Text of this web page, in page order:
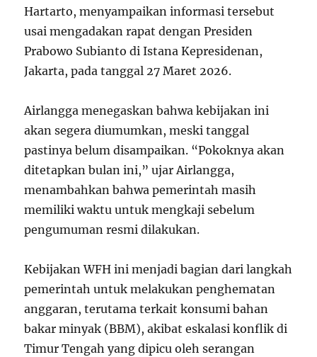
Hartarto, menyampaikan informasi tersebut
usai mengadakan rapat dengan Presiden
Prabowo Subianto di Istana Kepresidenan,
Jakarta, pada tanggal 27 Maret 2026.
Airlangga menegaskan bahwa kebijakan ini
akan segera diumumkan, meski tanggal
pastinya belum disampaikan. “Pokoknya akan
ditetapkan bulan ini,” ujar Airlangga,
menambahkan bahwa pemerintah masih
memiliki waktu untuk mengkaji sebelum
pengumuman resmi dilakukan.
Kebijakan WFH ini menjadi bagian dari langkah
pemerintah untuk melakukan penghematan
anggaran, terutama terkait konsumi bahan
bakar minyak (BBM), akibat eskalasi konflik di
Timur Tengah yang dipicu oleh serangan